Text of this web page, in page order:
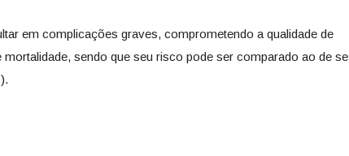
em complicações graves, comprometendo a qualidade de
sendo que seu risco pode ser comparado ao de se